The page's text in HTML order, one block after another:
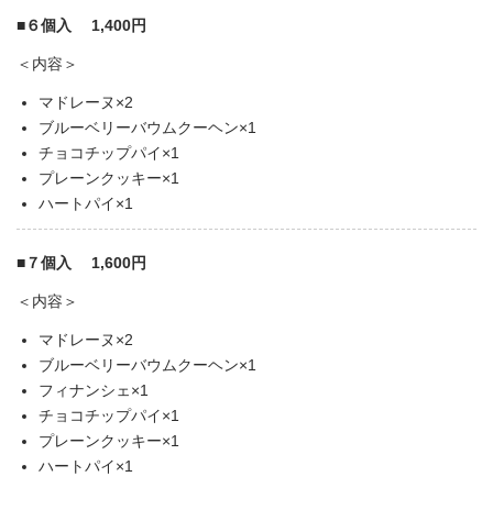
■６個入 1,400円
＜内容＞
マドレーヌ×2
ブルーベリーバウムクーヘン×1
チョコチップパイ×1
プレーンクッキー×1
ハートパイ×1
■７個入 1,600円
＜内容＞
マドレーヌ×2
ブルーベリーバウムクーヘン×1
フィナンシェ×1
チョコチップパイ×1
プレーンクッキー×1
ハートパイ×1